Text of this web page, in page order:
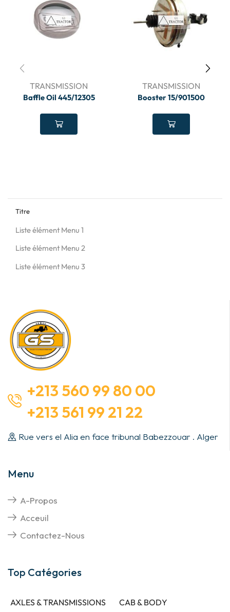
TRANSMISSION
Baffle Oil 445/12305
TRANSMISSION
Booster 15/901500
Titre
Liste élément Menu 1
Liste élément Menu 2
Liste élément Menu 3
+213 560 99 80 00
+213 561 99 21 22
Rue vers el Alia en face tribunal Babezzouar . Alger
Menu
A-Propos
Acceuil
Contactez-Nous
Top Catégories
AXLES & TRANSMISSIONS CAB & BODY